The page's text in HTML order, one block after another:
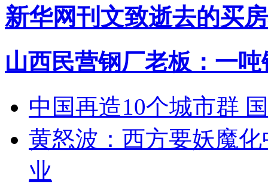
新华网刊文致逝去的买
山西民营钢厂老板：一
中国再造10个城市群
黄怒波：西方要妖魔
业